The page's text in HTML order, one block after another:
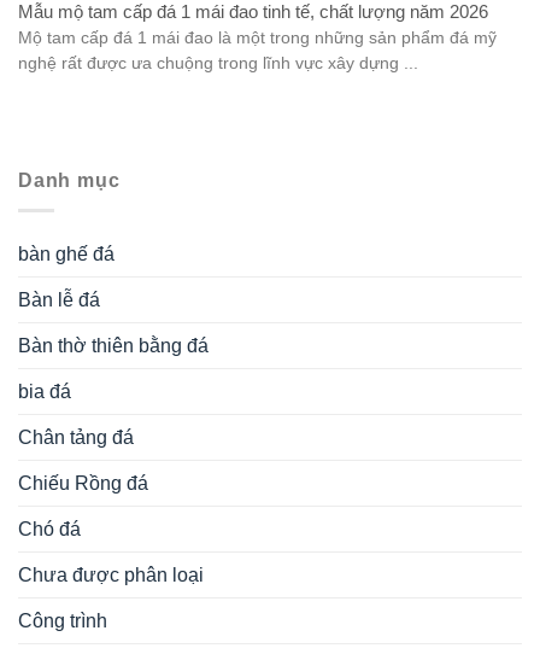
Mẫu mộ tam cấp đá 1 mái đao tinh tế, chất lượng năm 2026
Mộ tam cấp đá 1 mái đao là một trong những sản phẩm đá mỹ
nghệ rất được ưa chuộng trong lĩnh vực xây dựng ...
Danh mục
bàn ghế đá
Bàn lễ đá
Bàn thờ thiên bằng đá
bia đá
Chân tảng đá
Chiếu Rồng đá
Chó đá
Chưa được phân loại
Công trình